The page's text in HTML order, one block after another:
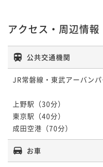
アクセス・周辺情報
公共交通機関
JR常磐線・東武アーバン
上野駅（30分）
東京駅（40分）
お車